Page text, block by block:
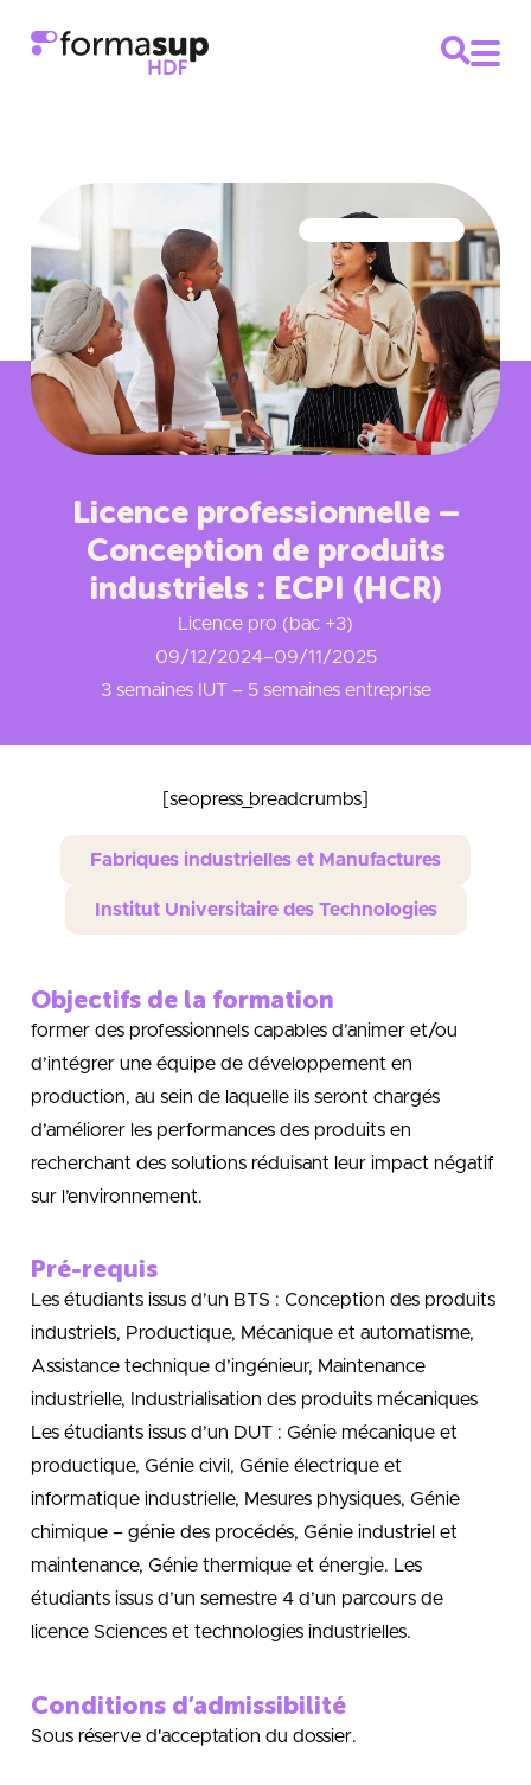
Licence professionnelle –
Conception de produits
industriels : ECPI (HCR)
Licence pro (bac +3)
09/12/2024–09/11/2025
3 semaines IUT – 5 semaines entreprise
[seopress_breadcrumbs]
Fabriques industrielles et Manufactures
Institut Universitaire des Technologies
Objectifs de la formation
former des professionnels capables d’animer et/ou
d’intégrer une équipe de développement en
production, au sein de laquelle ils seront chargés
d’améliorer les performances des produits en
recherchant des solutions réduisant leur impact négatif
sur l’environnement.
Pré-requis
Les étudiants issus d’un BTS : Conception des produits
industriels, Productique, Mécanique et automatisme,
Assistance technique d’ingénieur, Maintenance
industrielle, Industrialisation des produits mécaniques
Les étudiants issus d’un DUT : Génie mécanique et
productique, Génie civil, Génie électrique et
informatique industrielle, Mesures physiques, Génie
chimique – génie des procédés, Génie industriel et
maintenance, Génie thermique et énergie. Les
étudiants issus d’un semestre 4 d’un parcours de
licence Sciences et technologies industrielles.
Conditions d’admissibilité
Sous réserve d'acceptation du dossier.